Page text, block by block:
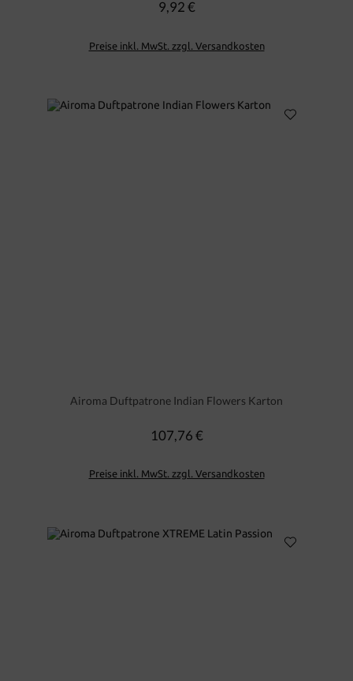
Regulärer Preis:
9,92 €
Preise inkl. MwSt. zzgl. Versandkosten
Airoma Duftpatrone Indian Flowers Karton
Regulärer Preis:
107,76 €
Preise inkl. MwSt. zzgl. Versandkosten